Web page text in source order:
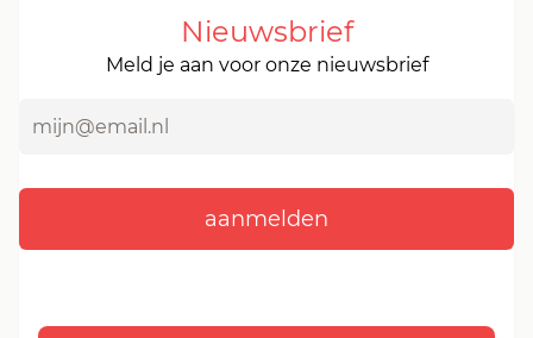
Nieuwsbrief
Meld je aan voor onze nieuwsbrief